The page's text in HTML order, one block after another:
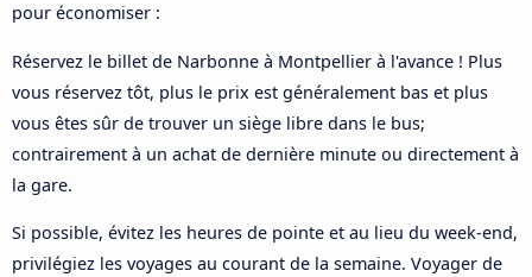
pour économiser :
Réservez le billet de Narbonne à Montpellier à l'avance ! Plus
vous réservez tôt, plus le prix est généralement bas et plus
vous êtes sûr de trouver un siège libre dans le bus;
contrairement à un achat de dernière minute ou directement à
la gare.
Si possible, évitez les heures de pointe et au lieu du week-end,
privilégiez les voyages au courant de la semaine. Voyager de